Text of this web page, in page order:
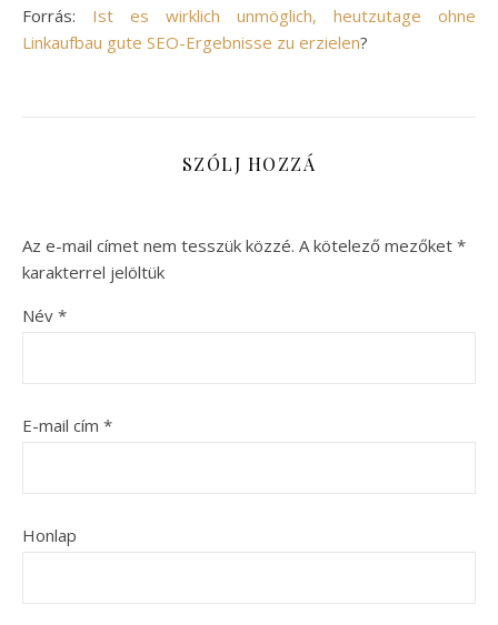
Forrás: Ist es wirklich unmöglich, heutzutage ohne
Linkaufbau gute SEO-Ergebnisse zu erzielen?
SZÓLJ HOZZÁ
Az e-mail címet nem tesszük közzé. A kötelező mezőket *
karakterrel jelöltük
Név *
E-mail cím *
Honlap